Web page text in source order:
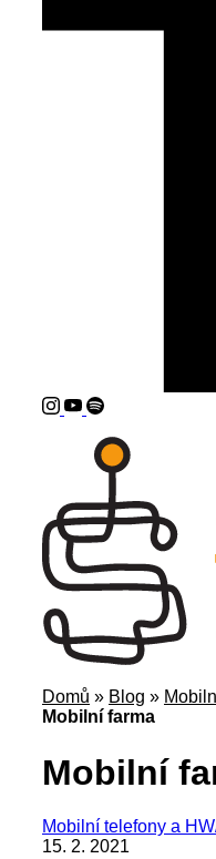
Domů » Blog »
Mobilní farma
Mobilní
Mobilní telefony a
15. 2. 2021